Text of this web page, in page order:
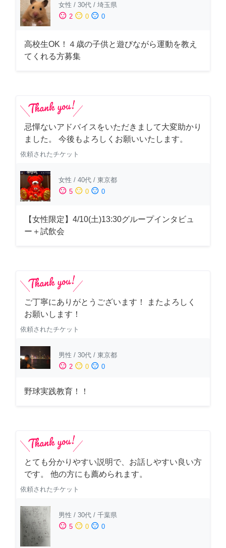
女性 / 30代 / 埼玉県
sentiment_satisfied 2 sentiment_neutral 0 sentiment_dissatisfied 0
高校生OK！４歳の子供と遊びながら運動を教え
てくれる方募集
忌憚ないアドバイスをいただきまして大変助かり
ました。 今後もよろしくお願いいたします。
依頼されたチケット
女性 / 40代 / 東京都
sentiment_satisfied 5 sentiment_neutral 0 sentiment_dissatisfied 0
【女性限定】4/10(土)13:30グループインタビュ
ー＋試飲会
ご丁寧にありがとうございます！ またよろしく
お願いします！
依頼されたチケット
男性 / 30代 / 東京都
sentiment_satisfied 2 sentiment_neutral 0 sentiment_dissatisfied 0
野球実践教育！！
とても分かりやすい説明で、お話しやすい良い方
です。 他の方にも薦められます。
依頼されたチケット
男性 / 30代 / 千葉県
sentiment_satisfied 5 sentiment_neutral 0 sentiment_dissatisfied 0